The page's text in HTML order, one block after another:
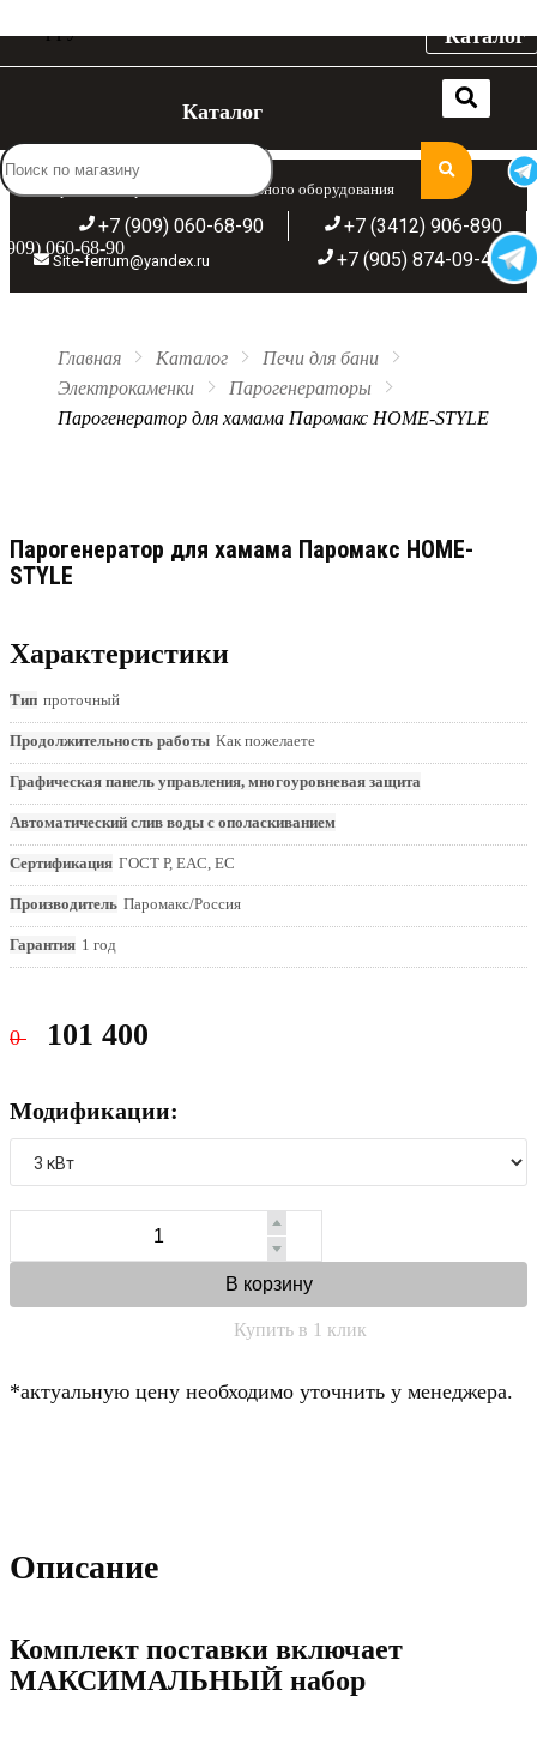
Широкий ассортимент отопительного оборудования
+7 (3412) 906-890
+7 (909) 060-68-90
+7 (905) 874-09-44
Site-ferrum@yandex.ru
Каталог
Каталог
(909) 060-68-90
Главная Каталог
Печи для бани
Электрокаменки
Парогенераторы
Парогенератор для хамама Паромакс HOME-STYLE
Парогенератор для хамама Паромакс HOME-
STYLE
Характеристики
Тип проточный
Продолжительность работы Как пожелаете
Графическая панель управления, многоуровневая защита
Автоматический слив воды с ополаскиванием
Сертификация ГОСТ Р, EAC, EC
Производитель Паромакс/Россия
Гарантия 1 год
0 101 400
Модификации:
В корзину
Купить в 1 клик
*актуальную цену необходимо уточнить у менеджера.
Описание
Комплект поставки включает
МАКСИМАЛЬНЫЙ набор